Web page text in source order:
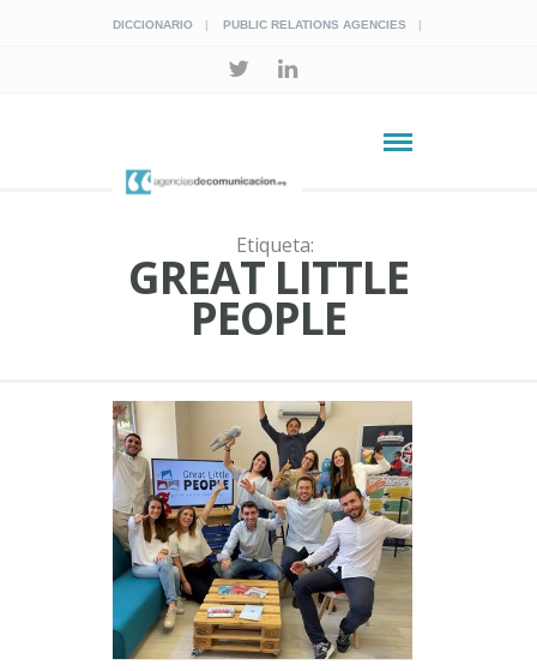
DICCIONARIO PUBLIC RELATIONS AGENCIES
Etiqueta:
GREAT LITTLE
PEOPLE